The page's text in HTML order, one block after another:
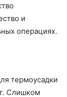
и
операциях.
термоусадки
Слишком